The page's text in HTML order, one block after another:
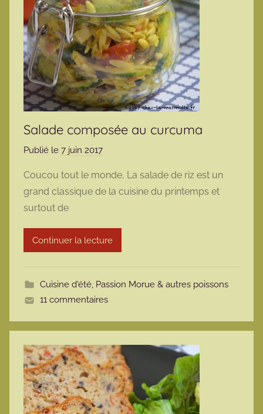
Salade composée au curcuma
Publié le 7 juin 2017
r
m
r
m
t
e
Coucou tout le monde, La salade de riz est un
grand classique de la cuisine du printemps et
surtout de
Continuer la lecture
Cuisine d'été, Passion Morue & autres poissons
11 commentaires